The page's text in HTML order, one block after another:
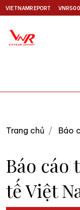
VIETNAMREPORT VNR500
Trang chủ Báo
Báo cáo
tế Việt